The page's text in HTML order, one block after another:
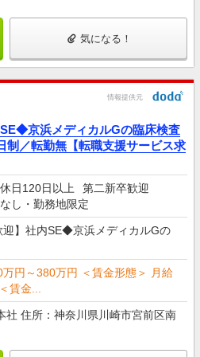
気になる！
情報提供元
SE◆京浜メディカルGの臨床検査
制／転勤無【転職支援サービス求
日120日以上
第二新卒歓迎
し・勤務地限定
迎】社内SE◆京浜メディカルGの
万円～380万円 ＜賃金形態＞ 月給
賃金...
社 住所：神奈川県川崎市宮前区南